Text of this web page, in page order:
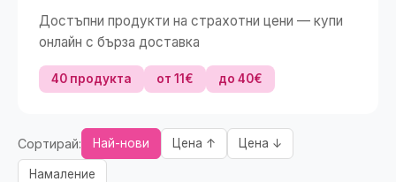
Достъпни продукти на страхотни цени — купи
онлайн с бърза доставка
40 продукта от 11€ до 40€
Сортирай: Най-нови Цена ↑ Цена ↓
Намаление